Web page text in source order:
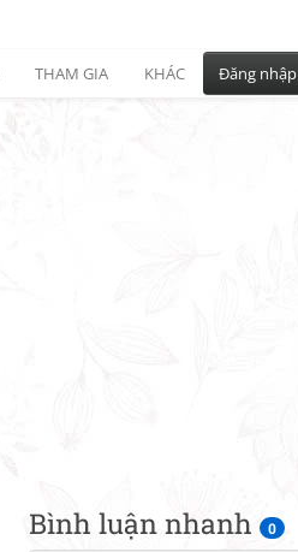
THAM GIA KHÁC Đăng nhập
Bình luận nhanh 0